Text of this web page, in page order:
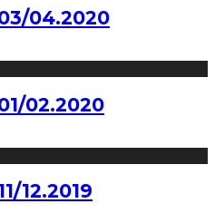
04.2020
02.2020
12.2019